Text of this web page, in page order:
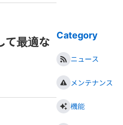
て最適な
Category
ニュース
メンテナンス
機能